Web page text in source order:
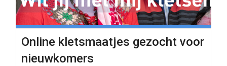
Online kletsmaatjes gezocht voor
nieuwkomers